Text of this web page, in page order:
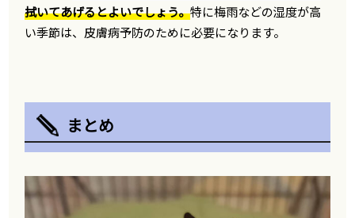
拭いてあげるとよいでしょう。特に梅雨などの湿度が高
い季節は、皮膚病予防のために必要になります。
まとめ